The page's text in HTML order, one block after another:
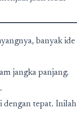
banyak ide
jangka panjang.
dengan tepat. Inilah